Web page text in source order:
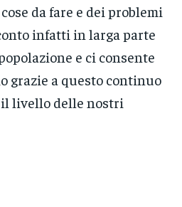
da fare e dei problemi
infatti in larga parte
e ci consente
grazie a questo continuo
livello delle nostri